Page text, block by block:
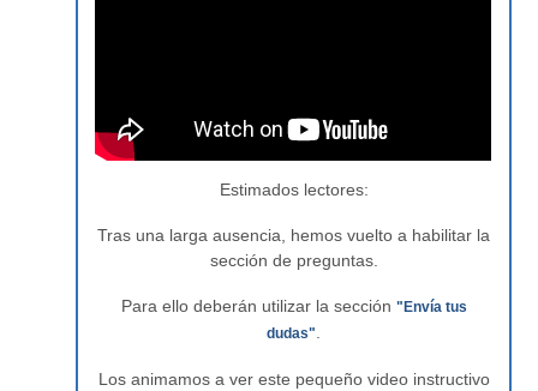
Estimados lectores:
Tras una larga ausencia, hemos vuelto a habilitar la
sección de preguntas.
Para ello deberán utilizar la sección "Envía tus
dudas".
Los animamos a ver este pequeño video instructivo